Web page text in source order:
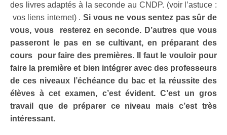
des livres adaptés à la seconde au CNDP. (voir l’astuce :
vos liens internet) . Si vous ne vous sentez pas sûr de
vous, vous resterez en seconde. D’autres que vous
passeront le pas en se cultivant, en préparant des
cours pour faire des premières. Il faut le vouloir pour
faire la première et bien intégrer avec des professeurs
de ces niveaux l’échéance du bac et la réussite des
élèves à cet examen, c’est évident. C’est un gros
travail que de préparer ce niveau mais c’est très
intéressant.